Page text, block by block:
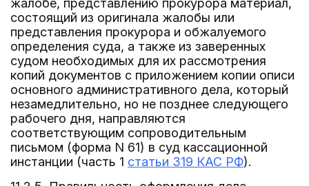
жалобе, представлению прокурора материал,
состоящий из оригинала жалобы или
представления прокурора и обжалуемого
определения суда, а также из заверенных
судом необходимых для их рассмотрения
копий документов с приложением копии описи
основного административного дела, который
незамедлительно, но не позднее следующего
рабочего дня, направляются
соответствующим сопроводительным
письмом (форма N 61) в суд кассационной
инстанции (часть 1 статьи 319 КАС РФ).